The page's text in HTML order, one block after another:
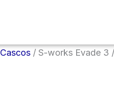
Cascos / S-works Evade 3